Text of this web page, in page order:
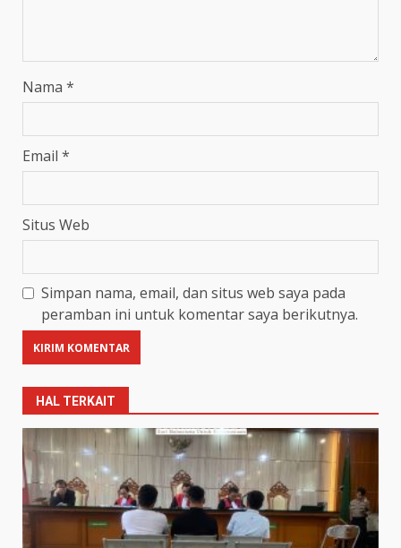
Nama *
Email *
Situs Web
Simpan nama, email, dan situs web saya pada
peramban ini untuk komentar saya berikutnya.
HAL TERKAIT